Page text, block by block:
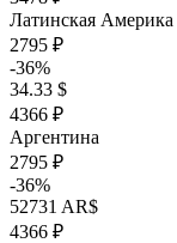
Латинская Америка
2795 ₽
-36%
34.33 $
4366 ₽
Аргентина
2795 ₽
-36%
52731 AR$
4366 ₽